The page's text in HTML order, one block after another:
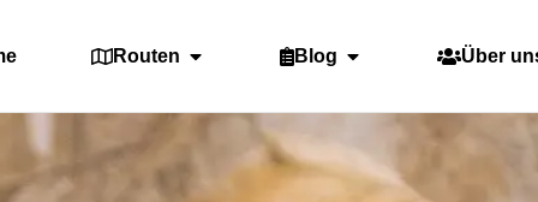
Routen Blog Über